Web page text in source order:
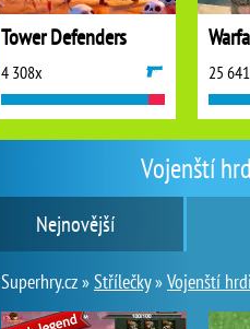
Vojenští
Nejnovější
Superhry.cz »Střílečky»Vojenští
Tower Defenders
4 308x 25